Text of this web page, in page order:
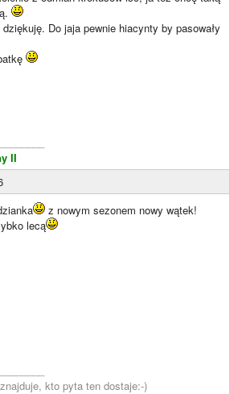
Do jaja pewnie hiacynty by pasowały
II
z nowym sezonem nowy wątek!
lecą
kto pyta ten dostaje:-)